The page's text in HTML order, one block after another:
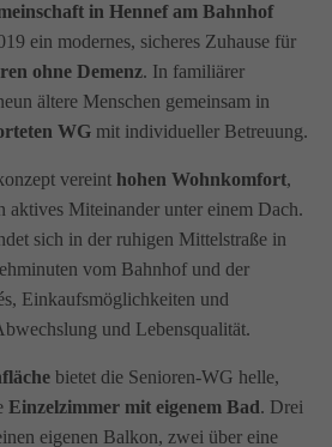
in Hennef am Bahnhof
ein modernes, sicheres Zuhause für
ohne Demenz. In familiärer
ältere Menschen gemeinsam in
WG mit individueller Betreuung.
vereint hohen Wohnkomfort,
aktives Miteinander unter einem Dach.
sich in der ruhigen Mittelstraße in
vom Bahnhof und der
Einkaufsmöglichkeiten und
und Lebensqualität.
bietet die Senioren-WG helle,
Einzelzimmer mit eigenem Bad. Drei
eigenen Balkon, zwei über eine